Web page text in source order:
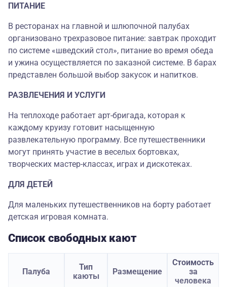
ПИТАНИЕ
В ресторанах на главной и шлюпочной палубах
организовано трехразовое питание: завтрак проходит
по системе «шведский стол», питание во время обеда
и ужина осуществляется по заказной системе. В барах
представлен большой выбор закусок и напитков.
РАЗВЛЕЧЕНИЯ И УСЛУГИ
На теплоходе работает арт-бригада, которая к
каждому круизу готовит насыщенную
развлекательную программу. Все путешественники
могут принять участие в веселых бортовках,
творческих мастер-классах, играх и дискотеках.
ДЛЯ ДЕТЕЙ
Для маленьких путешественников на борту работает
детская игровая комната.
Список свободных кают
Палуба
Тип
каюты
Размещение
Стоимость
за
человека